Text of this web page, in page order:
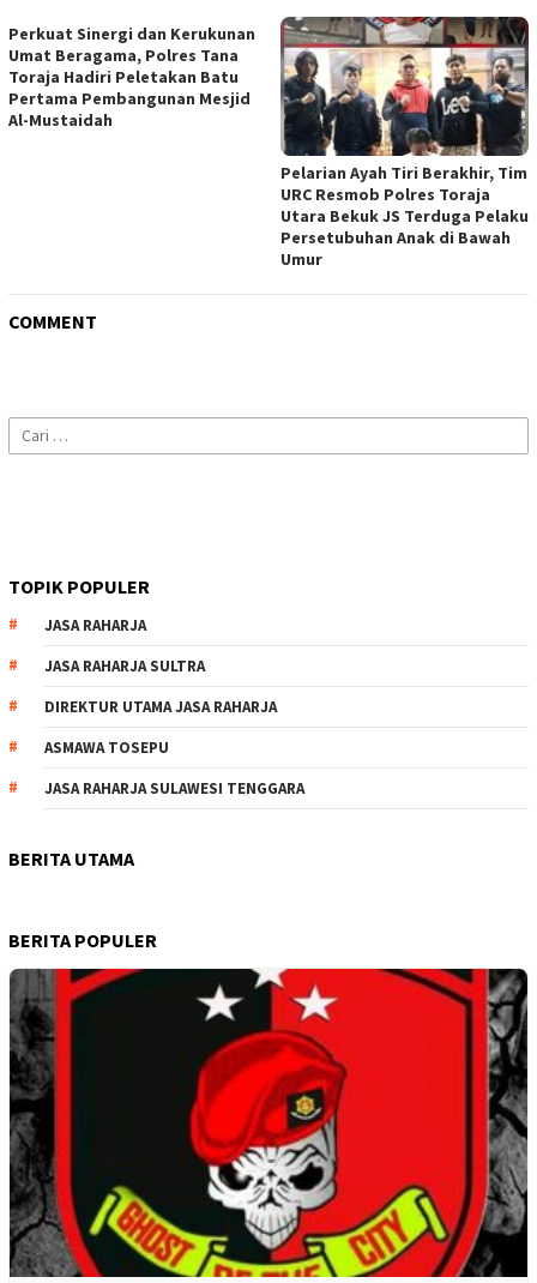
Perkuat Sinergi dan Kerukunan
Umat Beragama, Polres Tana
Toraja Hadiri Peletakan Batu
Pertama Pembangunan Mesjid
Al-Mustaidah
Pelarian Ayah Tiri Berakhir, Tim
URC Resmob Polres Toraja
Utara Bekuk JS Terduga Pelaku
Persetubuhan Anak di Bawah
Umur
COMMENT
Cari
untuk:
TOPIK POPULER
JASA RAHARJA
JASA RAHARJA SULTRA
DIREKTUR UTAMA JASA RAHARJA
ASMAWA TOSEPU
JASA RAHARJA SULAWESI TENGGARA
BERITA UTAMA
BERITA POPULER